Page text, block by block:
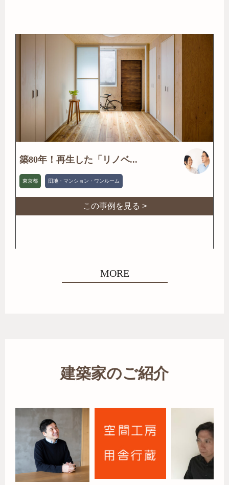
築80年！再生した「リノベ...
東京都 団地・マンション・ワンルーム
この事例を見る >
MORE
建築家のご紹介